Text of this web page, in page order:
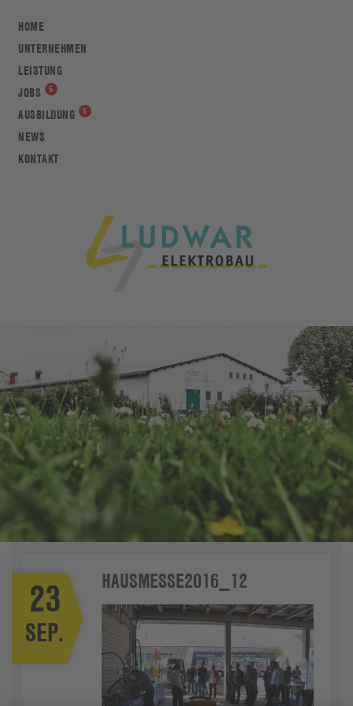
HOME
UNTERNEHMEN
LEISTUNG
JOBS
AUSBILDUNG
NEWS
KONTAKT
HAUSMESSE2016_12
23
SEP.